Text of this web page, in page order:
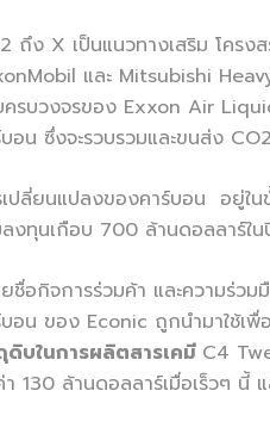
ถึง X เป็นแนวทางเสริม โคร
และ Mitsubishi
รบวงจรของ Exxon Air
อน ซึ่งจะรวบรวมและขนส่ง
เปลี่ยนแปลงของคาร์บอน อยู่ใ
ลงทุนเกือบ 700 ล้านดอลลาร์ใ
ชื่อกิจการร่วมค้า และความร่ว
อน ของ Econic ถูกนำมาใช้เ
ดิบในการผลิตสารเคมี C4
า 130 ล้านดอลลาร์เมื่อเร็วๆ